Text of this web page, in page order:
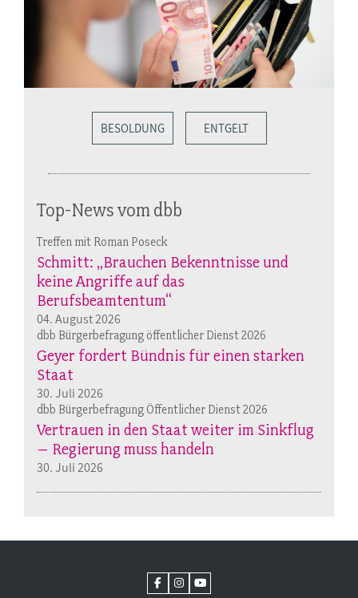
BESOLDUNG ENTGELT
Top-News vom dbb
Treffen mit Roman Poseck
Schmitt: „Brauchen Bekenntnisse und
keine Angriffe auf das
Berufsbeamtentum“
04. August 2026
dbb Bürgerbefragung öffentlicher Dienst 2026
Geyer fordert Bündnis für einen starken
Staat
30. Juli 2026
dbb Bürgerbefragung Öffentlicher Dienst 2026
Vertrauen in den Staat weiter im Sinkflug
– Regierung muss handeln
30. Juli 2026